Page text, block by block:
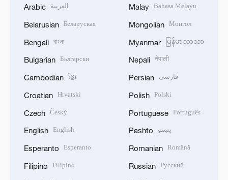
Arabic العربية
Belarusian Беларуская
Bengali বাংলা
Bulgarian Български
Cambodian ខ្មែរ
Croatian Hrvatski
Czech Český
English English
Esperanto Esperanto
Filipino Filipino
Malay Bahasa Melayu
Mongolian Монгол
Myanmar မြန်မာဘာသာ
Nepali नेपाली
Persian فارسی
Polish Polski
Portuguese Português
Pashto پښتو
Romanian Română
Russian Русский